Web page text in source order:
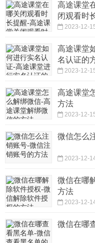
高途课堂
闭观看时
2023-12-
高途课堂
名认证的
2023-12-
高途课堂
方法
2023-12-
微信怎么
2023-12-
微信在哪
方法
2023-12-
微信在哪